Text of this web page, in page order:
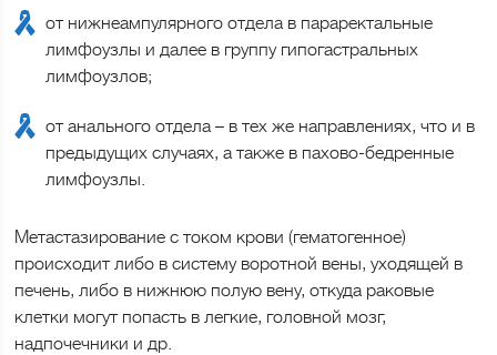
от нижнеампулярного отдела в параректальные
лимфоузлы и далее в группу гипогастральных
лимфоузлов;
от анального отдела – в тех же направлениях, что и в
предыдущих случаях, а также в пахово-бедренные
лимфоузлы.
Метастазирование с током крови (гематогенное)
происходит либо в систему воротной вены, уходящей в
печень, либо в нижнюю полую вену, откуда раковые
клетки могут попасть в легкие, головной мозг,
надпочечники и др.